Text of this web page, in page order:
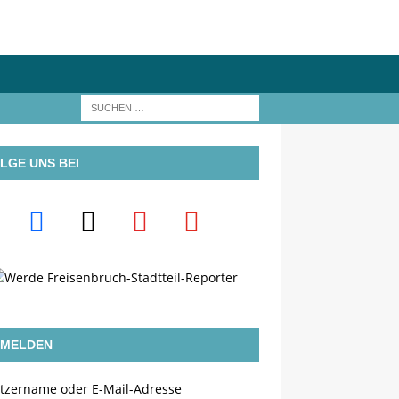
UNS BEI
oder E-Mail-Adresse